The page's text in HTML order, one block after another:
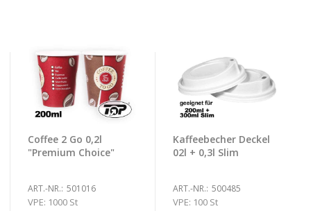
Coffee 2 Go 0,2l
"Premium Choice"
ART.-NR.: 501016
VPE: 1000 St
Kaffeebecher Deckel
02l + 0,3l Slim
ART.-NR.: 500485
VPE: 100 St